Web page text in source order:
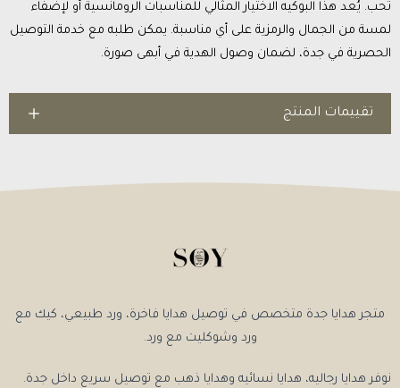
تحب. يُعد هذا البوكيه الاختيار المثالي للمناسبات الرومانسية أو لإضفاء
لمسة من الجمال والرمزية على أي مناسبة. يمكن طلبه مع خدمة التوصيل
الحصرية في جدة، لضمان وصول الهدية في أبهى صورة.
تقييمات المنتج
متجر هدايا جدة متخصص في توصيل هدايا فاخرة، ورد طبيعي، كيك مع
ورد وشوكليت مع ورد.
نوفر هدايا رجاليه، هدايا نسائيه وهدايا ذهب مع توصيل سريع داخل جدة.